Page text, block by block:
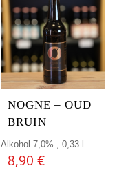
NOGNE – OUD
BRUIN
Alkohol 7,0% , 0,33 l
8,90 €